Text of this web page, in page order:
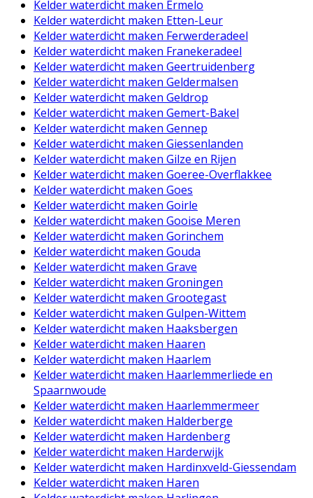
Kelder waterdicht maken Ermelo
Kelder waterdicht maken Etten-Leur
Kelder waterdicht maken Ferwerderadeel
Kelder waterdicht maken Franekeradeel
Kelder waterdicht maken Geertruidenberg
Kelder waterdicht maken Geldermalsen
Kelder waterdicht maken Geldrop
Kelder waterdicht maken Gemert-Bakel
Kelder waterdicht maken Gennep
Kelder waterdicht maken Giessenlanden
Kelder waterdicht maken Gilze en Rijen
Kelder waterdicht maken Goeree-Overflakkee
Kelder waterdicht maken Goes
Kelder waterdicht maken Goirle
Kelder waterdicht maken Gooise Meren
Kelder waterdicht maken Gorinchem
Kelder waterdicht maken Gouda
Kelder waterdicht maken Grave
Kelder waterdicht maken Groningen
Kelder waterdicht maken Grootegast
Kelder waterdicht maken Gulpen-Wittem
Kelder waterdicht maken Haaksbergen
Kelder waterdicht maken Haaren
Kelder waterdicht maken Haarlem
Kelder waterdicht maken Haarlemmerliede en
Spaarnwoude
Kelder waterdicht maken Haarlemmermeer
Kelder waterdicht maken Halderberge
Kelder waterdicht maken Hardenberg
Kelder waterdicht maken Harderwijk
Kelder waterdicht maken Hardinxveld-Giessendam
Kelder waterdicht maken Haren